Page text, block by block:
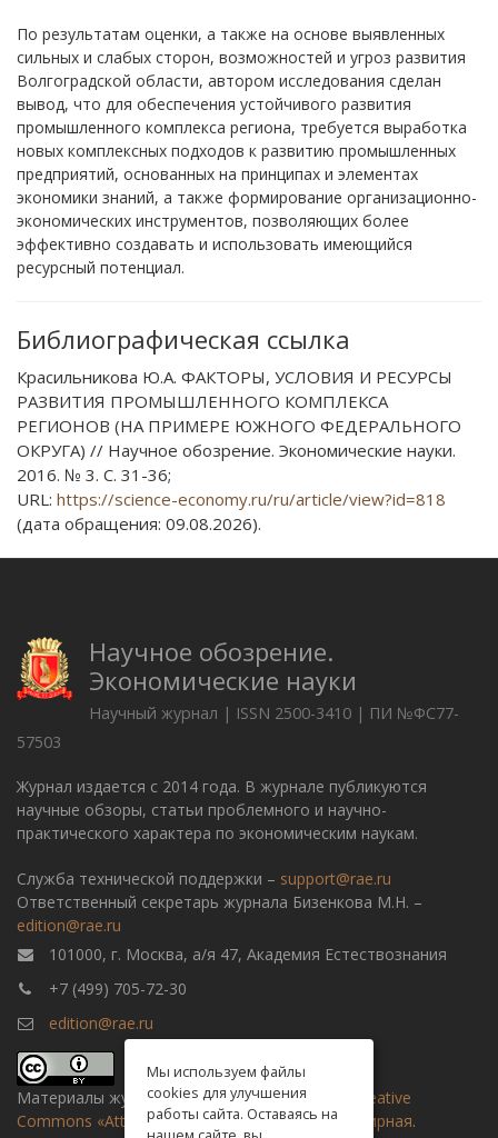
По результатам оценки, а также на основе выявленных
сильных и слабых сторон, возможностей и угроз развития
Волгоградской области, автором исследования сделан
вывод, что для обеспечения устойчивого развития
промышленного комплекса региона, требуется выработка
новых комплексных подходов к развитию промышленных
предприятий, основанных на принципах и элементах
экономики знаний, а также формирование организационно-
экономических инструментов, позволяющих более
эффективно создавать и использовать имеющийся
ресурсный потенциал.
Библиографическая ссылка
Красильникова Ю.А. ФАКТОРЫ, УСЛОВИЯ И РЕСУРСЫ
РАЗВИТИЯ ПРОМЫШЛЕННОГО КОМПЛЕКСА
РЕГИОНОВ (НА ПРИМЕРЕ ЮЖНОГО ФЕДЕРАЛЬНОГО
ОКРУГА) // Научное обозрение. Экономические науки.
2016. № 3. С. 31-36;
URL: https://science-economy.ru/ru/article/view?id=818
(дата обращения: 09.08.2026).
Научное обозрение.
Экономические науки
Научный журнал | ISSN 2500-3410 | ПИ №ФС77-
57503
Журнал издается с 2014 года. В журнале публикуются
научные обзоры, статьи проблемного и научно-
практического характера по экономическим наукам.
Служба технической поддержки – support@rae.ru
Ответственный секретарь журнала Бизенкова М.Н. –
edition@rae.ru
101000, г. Москва, а/я 47, Академия Естествознания
+7 (499) 705-72-30
edition@rae.ru
Материалы журнала доступны полицензии Creative
Commons «Attribution» («Атрибуция») 4.0 Всемирная.
Мы используем файлы
cookies для улучшения
работы сайта. Оставаясь на